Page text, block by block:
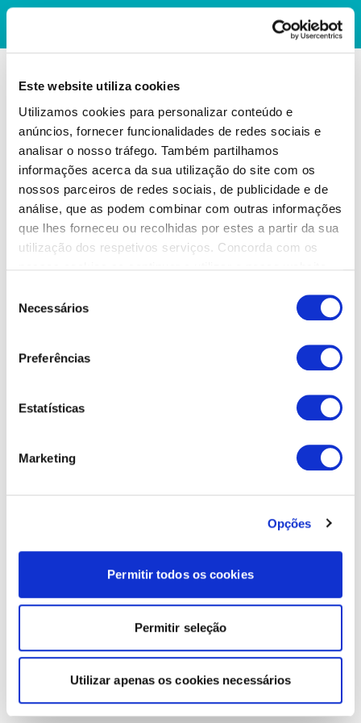
Este website utiliza cookies
Utilizamos cookies para personalizar conteúdo e
anúncios, fornecer funcionalidades de redes sociais e
analisar o nosso tráfego. Também partilhamos
informações acerca da sua utilização do site com os
nossos parceiros de redes sociais, de publicidade e de
análise, que as podem combinar com outras informações
que lhes forneceu ou recolhidas por estes a partir da sua
utilização dos respetivos serviços. Concorda com os
Necessários
Preferências
Estatísticas
Marketing
Opções
Permitir todos os cookies
Permitir seleção
Utilizar apenas os cookies necessários